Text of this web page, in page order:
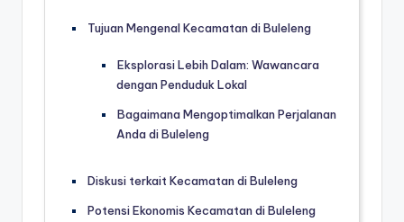
Tujuan Mengenal Kecamatan di Buleleng
Eksplorasi Lebih Dalam: Wawancara
dengan Penduduk Lokal
Bagaimana Mengoptimalkan Perjalanan
Anda di Buleleng
Diskusi terkait Kecamatan di Buleleng
Potensi Ekonomis Kecamatan di Buleleng